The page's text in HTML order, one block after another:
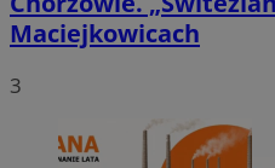
Maciejkowicach
3